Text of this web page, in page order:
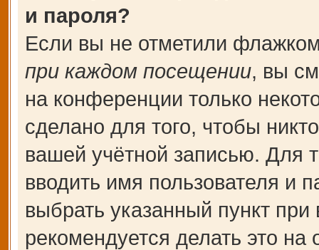
и пароля?
Если вы не отметили
при каждом посещении, вы
на конференции только
сделано для того, чтобы
вашей учётной записью. Для
вводить имя пользователя и
выбрать указанный пункт
рекомендуется делать это